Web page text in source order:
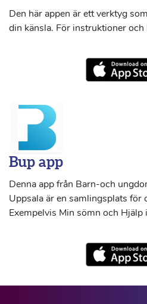
Den här appen är ett verktyg
din känsla. För instruktioner
Bup app
Denna app från Barn-och
Uppsala är en samlingsplats för
Exempelvis Min sömn och Hjälp